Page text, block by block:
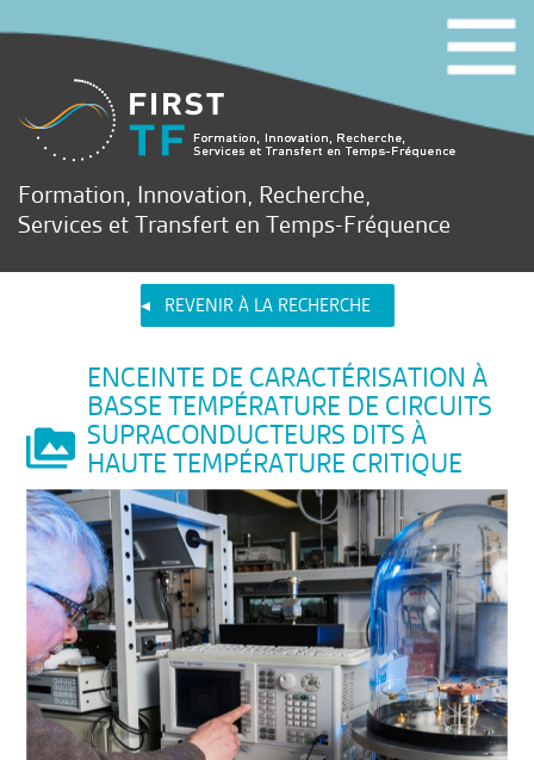
Formation, Innovation, Recherche,
Services et Transfert en Temps-Fréquence
REVENIR À LA RECHERCHE
ENCEINTE DE CARACTÉRISATION À
BASSE TEMPÉRATURE DE CIRCUITS
SUPRACONDUCTEURS DITS À
HAUTE TEMPÉRATURE CRITIQUE